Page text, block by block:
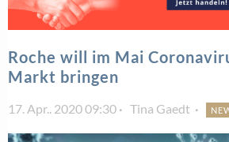
Roche will im Mai
Markt bringen
17. Apr.. 2020 09:30 Tina Gaedt